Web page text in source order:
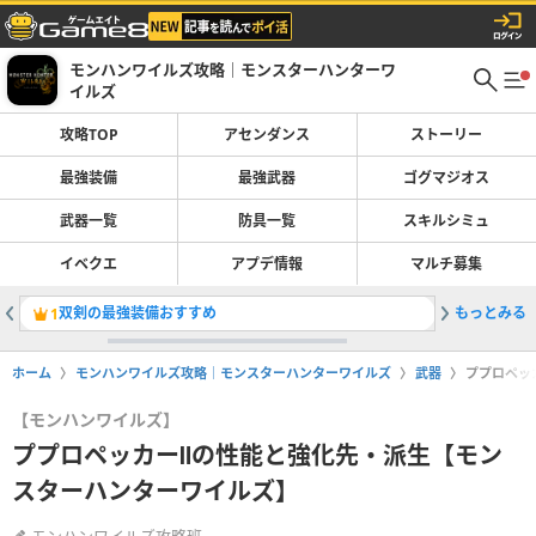
モンハンワイルズ攻略｜モンスターハンターワ
イルズ
攻略TOP アセンダンス ストーリー
最強装備 最強武器 ゴグマジオス
武器一覧 防具一覧 スキルシミュ
イベクエ アプデ情報 マルチ募集
1双剣の最強装備おすすめ 2ストー
もっとみる
ホーム モンハンワイルズ攻略｜モンスターハンターワイルズ 武器 ププロペ
【モンハンワイルズ】
ププロペッカーⅡの性能と強化先・派生【モン
スターハンターワイルズ】